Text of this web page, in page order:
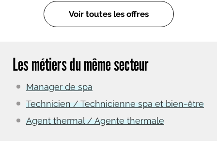
Voir toutes les offres
Les métiers du même secteur
Manager de spa
Technicien / Technicienne spa et bien-être
Agent thermal / Agente thermale